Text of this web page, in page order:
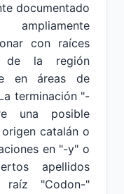
documentado
con raíces
de la región
en áreas de
terminación "-
una posible
catalán o
en "-y" o
apellidos
raíz "Codon-"